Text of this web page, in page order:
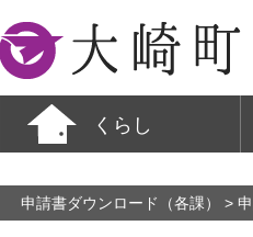
大崎町
くらし
申請書ダウンロード（各課） >